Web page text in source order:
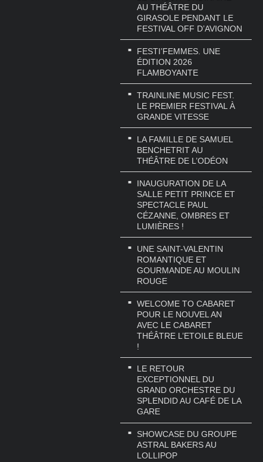
AU THÉÂTRE DU
GIRASOLE PENDANT LE
FESTIVAL OFF D’AVIGNON
FESTI’FEMMES. UNE
ÉDITION 2026
FLAMBOYANTE
TRAINLINE MUSIC FEST.
LE PREMIER FESTIVAL À
GRANDE VITESSE
LA FAMILLE DE SAMUEL
BENCHETRIT AU
THÉÂTRE DE L’ODÉON
INAUGURATION DE LA
SALLE PETIT PRINCE ET
SPECTACLE PAUL
CÉZANNE, OMBRES ET
LUMIÈRES !
UNE SAINT-VALENTIN
ROMANTIQUE ET
GOURMANDE AU MOULIN
ROUGE
WELCOME TO CABARET
POUR LE NOUVEL AN
AVEC LE CABARET
THÉÂTRE L’ETOILE BLEUE
!
LE RETOUR
EXCEPTIONNEL DU
GRAND ORCHESTRE DU
SPLENDID AU CAFÉ DE LA
GARE
SHOWCASE DU GROUPE
ASTRAL BAKERS AU
LOLLIPOP